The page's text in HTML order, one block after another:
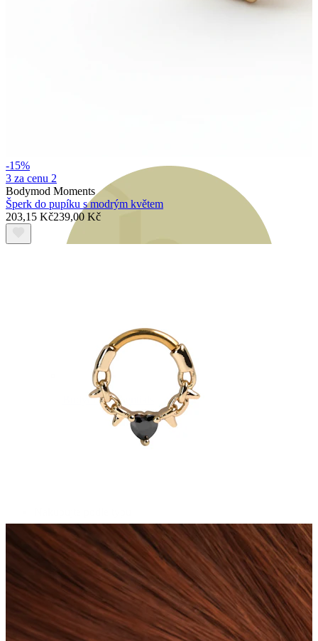
Bodymod Essentials
Typ šperku
-15%
3 za cenu 2
Bodymod Moments
Šperk do pupíku s modrým květem
203,15 Kč239,00 Kč